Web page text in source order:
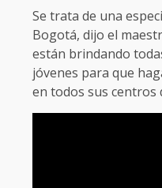
Se trata de una
Bogotá, dijo el
están brindando
jóvenes para que
en todos sus centros